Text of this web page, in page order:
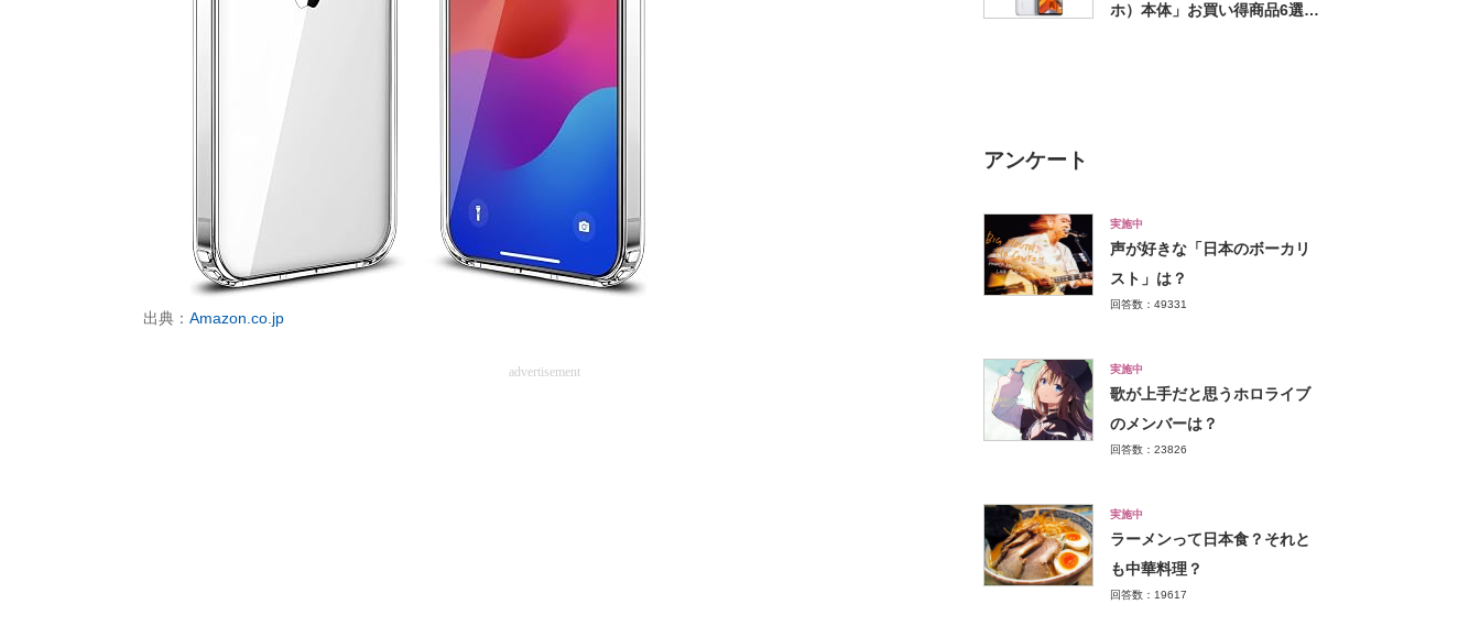
出典： Amazon.co.jp
advertisement
ホ）本体」お買い得商品6選＆
アンケート
実施中
声が好きな「日本のボーカリ
スト」は？
回答数：49331
実施中
歌が上手だと思うホロライブ
のメンバーは？
回答数：23826
実施中
ラーメンって日本食？それと
も中華料理？
回答数：19617